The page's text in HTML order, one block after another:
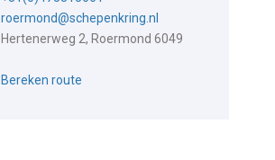
roermond@schepenkring.nl
Hertenerweg 2, Roermond 6049
Bereken route